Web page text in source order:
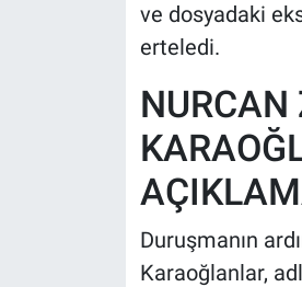
ve dosyadaki
erteledi.
NURCAN
Duruşmanın
Karaoğlanlar,